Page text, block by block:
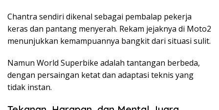
Chantra sendiri dikenal sebagai pembalap pekerja
keras dan pantang menyerah. Rekam jejaknya di Moto2
menunjukkan kemampuannya bangkit dari situasi sulit.
Namun World Superbike adalah tantangan berbeda,
dengan persaingan ketat dan adaptasi teknis yang
tidak instan.